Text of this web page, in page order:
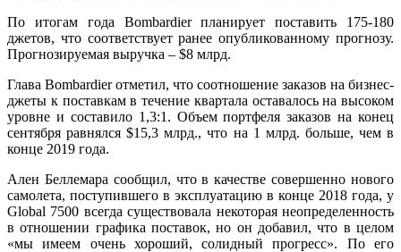
По итогам года Bombardier планирует поставить 175-180
джетов, что соответствует ранее опубликованному прогнозу.
Прогнозируемая выручка – $8 млрд.
Глава Bombardier отметил, что соотношение заказов на бизнес-
джеты к поставкам в течение квартала оставалось на высоком
уровне и составило 1,3:1. Объем портфеля заказов на конец
сентября равнялся $15,3 млрд., что на 1 млрд. больше, чем в
конце 2019 года.
Ален Беллемара сообщил, что в качестве совершенно нового
самолета, поступившего в эксплуатацию в конце 2018 года, у
Global 7500 всегда существовала некоторая неопределенность
в отношении графика поставок, но он добавил, что в целом
«мы имеем очень хороший, солидный прогресс». По его